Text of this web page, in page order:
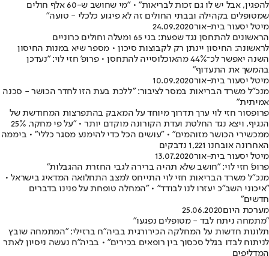
להפגין, אבל יש לו גם זכות לבריאות" • "מי שחושב ש-60 אלף חולים
שמטופלים בקהילה ובבתי החולים זה לא פיגוע כלכלי - טועה"
מיטל יסעור בית-אור24.09.2020
הראשונים להתחסן נגד שפעת: בני 65 ומעלה וחולים כרוניים
לראשונה: החיסון יינתן רק לקבוצות סיכון • מספר שיא במנות החיסון
השנה יאפשר לכ־44% מהאוכלוסייה להתחסן • פרופ' חזי לוי: "נעדכן
בהמשך את התעדוף"
מיטל יסעור בית-אור10.09.2020
מנכ"ל משרד הבריאות במסר לציבור: "ללכת בעת הזו לחדר הכושר - סכנה
אמיתית"
פרופסור חזי לוי ערך תדרוך מיוחד על המאבק בהתפרצות המחודשת של
הנגיף, ויצא נגד החלטת ועדת הקורונה מוקדם יותר • "על פי מחקר, 25%
ממכשירי הכושר מזוהמים" • "עושים הכל כדי להימנע מסגר כללי" • ביממה
האחרונה אובחנו 1,221 נדבקים
מיטל יסעור בית-אור13.07.2020
פרופ' חזי לוי: "חושב שלא תהיה ברירה לגבי החזרת ההגבלות"
מנכ"ל משרד הבריאות חזי לוי התייחס למצב התחלואה המדאיג בישראל •
"איכוני השב"כ יעזרו לנו לבודד" • "המחלה טופחת על פנינו בדברים
חדשים"
מערכת היום25.06.2020
"מתמחה ניתח לבד - מטופלים נפגעו"
תלונות חדשות על המחלקה הכירורגית בביה"ח ברזילי: "המתמחה שובץ
לניתוח לבדו בגלל סכסוך בין רופאים בכירים" • בביה"ח נעשה ניסיון לאתר
המדליפים